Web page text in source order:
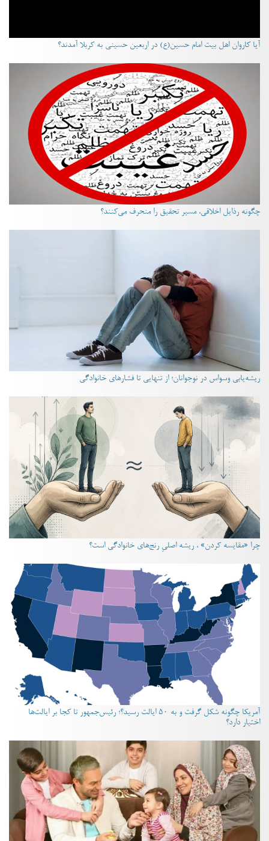
آیا کاروان اهل بیت امام حسین(ع) در اربعین حسینی به کربلا آمدند؟
چگونه رذایل اخلاقی، مسیر تحقیق را منحرف می‌کنند؟
ریشه‌یابی وسواس در نوجوانان؛ از تنهایی تا فشارهای خانوادگی
چرا «مقایسه کردن» ، ریشه اصلیِ رنج‌های خانوادگی است؟
آمریکا چگونه شکل گرفت و به ۵۰ ایالت رسید؟؛ رئیس‌جمهور تا کجا بر ایالت‌ها
اختیار دارد؟